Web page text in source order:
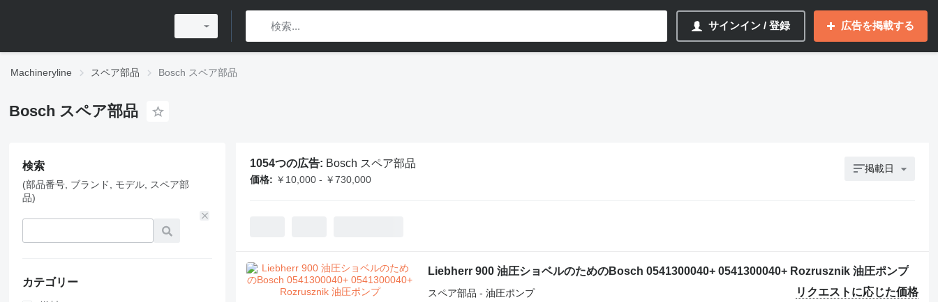
サインイン / 登録 広告を掲載する
Machineryline スペア部品 Bosch スペア部品
Bosch スペア部品
検索
(部品番号, ブランド, モデル, スペア部
品)
カテゴリー
1054つの広告: Bosch スペア部品
価格: ￥10,000 - ￥730,000
掲載日
Liebherr 900 油圧ショベルのためのBosch 0541300040+ 0541300040+ Rozrusznik 油圧ポンプ
リクエストに応じた価格
スペア部品 - 油圧ポンプ